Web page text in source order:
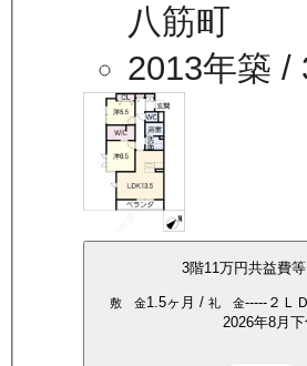
八筋町
2013年築 /
3階11万円共益費等
敷 金1.5ヶ月 / 礼 金----- ２Ｌ
2026年8月下